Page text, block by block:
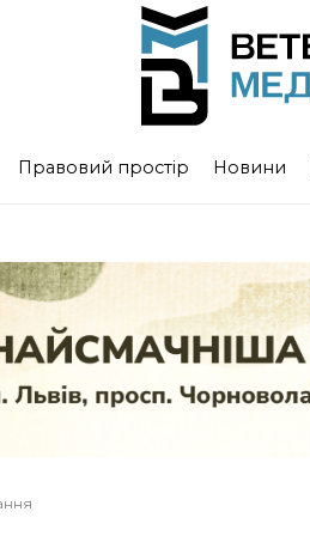
Правовий простір Новини